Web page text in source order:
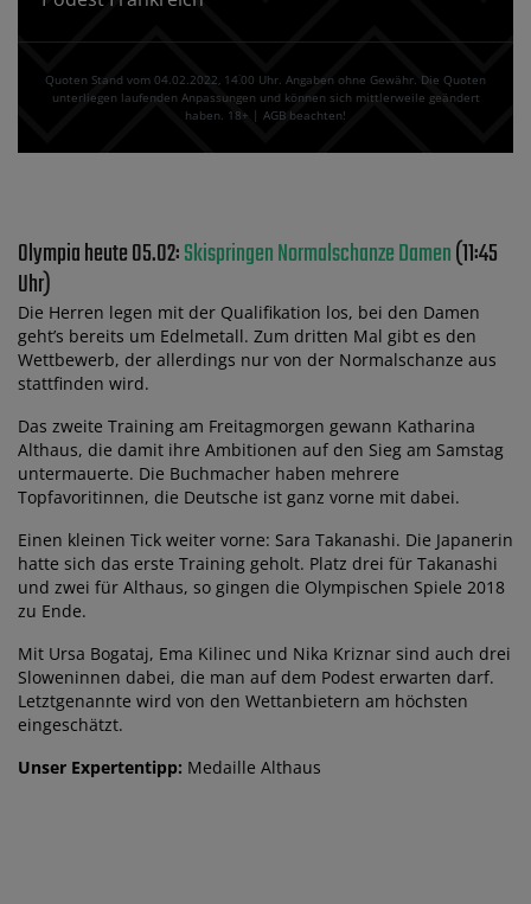
Quoten Stand vom 04.02.2022‚ 14⁚00 Uhr. Angaben ohne Gewähr. Die Quoten
unterliegen laufenden Anpassungen und können sich mittlerweile geändert
haben. 18+ | AGB beachten!
Olympia heute 05.02:Skispringen Normalschanze Damen(11:45
Uhr)
Die Herren legen mit der Qualifikation los, bei den Damen
geht’s bereits um Edelmetall. Zum dritten Mal gibt es den
Wettbewerb, der allerdings nur von der Normalschanze aus
stattfinden wird.
Das zweite Training am Freitagmorgen gewann Katharina
Althaus, die damit ihre Ambitionen auf den Sieg am Samstag
untermauerte. Die Buchmacher haben mehrere
Topfavoritinnen, die Deutsche ist ganz vorne mit dabei.
Einen kleinen Tick weiter vorne: Sara Takanashi. Die Japanerin
hatte sich das erste Training geholt. Platz drei für Takanashi
und zwei für Althaus, so gingen die Olympischen Spiele 2018
zu Ende.
Mit Ursa Bogataj, Ema Kilinec und Nika Kriznar sind auch drei
Sloweninnen dabei, die man auf dem Podest erwarten darf.
Letztgenannte wird von den Wettanbietern am höchsten
eingeschätzt.
Unser Expertentipp: Medaille Althaus